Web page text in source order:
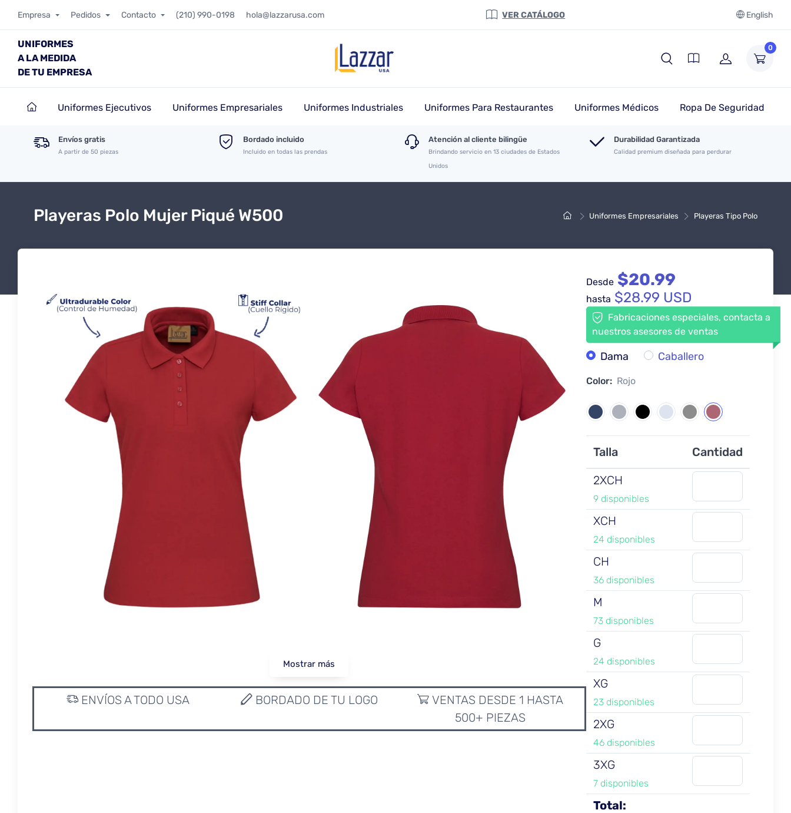
Empresa Pedidos Contacto (210) 990-0198 hola@lazzarusa.com VER CATÁLOGO English
UNIFORMES
A LA MEDIDA
DE TU EMPRESA
0
Uniformes Ejecutivos Uniformes Empresariales Uniformes Industriales Uniformes Para Restaurantes Uniformes Médicos Ropa De Seguridad
Envíos gratis
A partir de 50 piezas
Bordado incluido
Incluido en todas las prendas
Atención al cliente bilingüe
Brindando servicio en 13 ciudades de Estados
Unidos
Durabilidad Garantizada
Calidad premium diseñada para perdurar
Uniformes Empresariales Playeras Tipo Polo
Playeras Polo Mujer Piqué W500
Mostrar más
ENVÍOS A TODO USA BORDADO DE TU LOGO
VENTAS DESDE 1 HASTA
500+ PIEZAS
Desde$20.99
hasta $28.99 USD
Fabricaciones especiales, contacta a
nuestros asesores de ventas
Dama Caballero
Color: Rojo
Talla
Cantidad
2XCH
9 disponibles
XCH
24 disponibles
CH
36 disponibles
M
73 disponibles
G
24 disponibles
XG
23 disponibles
2XG
46 disponibles
3XG
7 disponibles
Total: